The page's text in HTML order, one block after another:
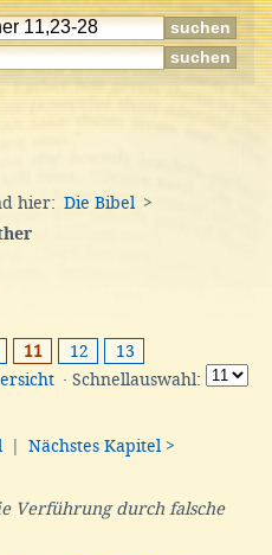
hier: Die Bibel
>
11 12
13
· Schnellauswahl:
Nächstes Kapitel >
Verführung durch falsche